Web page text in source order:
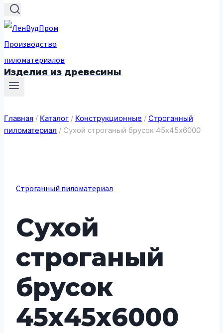
Изделия из древесины
Главная / Каталог / Конструкционные / Строганный
пиломатериал / Сухой строганый брусок 45х45х6000
Строганный пиломатериал
Сухой
строганый
брусок
45х45х6000